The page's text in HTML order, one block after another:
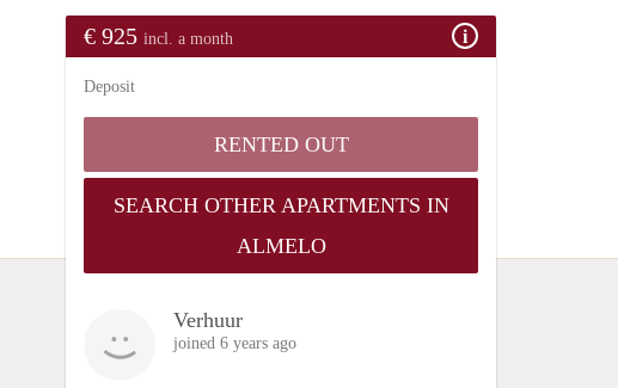
€ 925 incl. a month
Deposit
RENTED OUT
SEARCH OTHER APARTMENTS IN
ALMELO
Verhuur
joined 6 years ago